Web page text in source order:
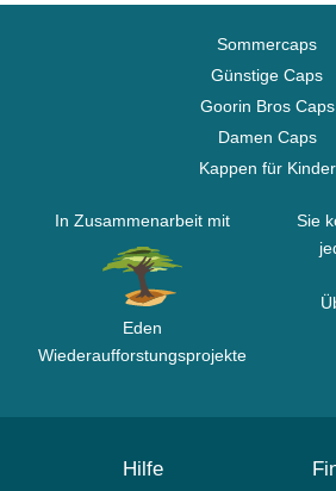
Sommercaps
Günstige Caps
Goorin Bros Caps
Damen Caps
Kappen für Kinder
In Zusammenarbeit mit
Eden
Wiederaufforstungsprojekte
Sie
Hilfe